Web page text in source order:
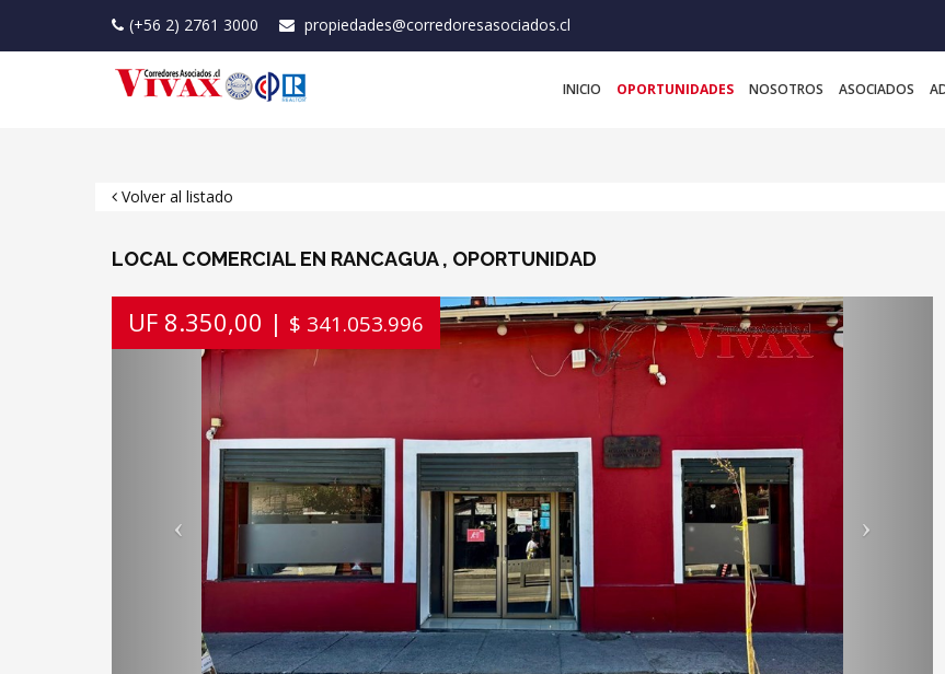
(+56 2) 2761 3000 propiedades@corredoresasociados.cl
INICIO OPORTUNIDADES NOSOTROS ASOCIADOS
Volver al listado
LOCAL COMERCIAL EN RANCAGUA , OPORTUNIDAD
UF 8.350,00 | $ 341.053.996
Previous